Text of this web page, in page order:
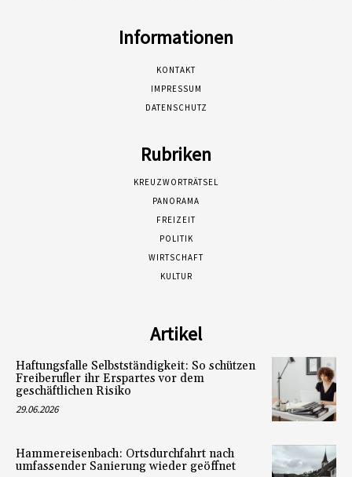
Informationen
KONTAKT
IMPRESSUM
DATENSCHUTZ
Rubriken
KREUZWORTRÄTSEL
PANORAMA
FREIZEIT
POLITIK
WIRTSCHAFT
KULTUR
Artikel
Haftungsfalle Selbstständigkeit: So schützen
Freiberufler ihr Erspartes vor dem
geschäftlichen Risiko
29.06.2026
Hammereisenbach: Ortsdurchfahrt nach
umfassender Sanierung wieder geöffnet